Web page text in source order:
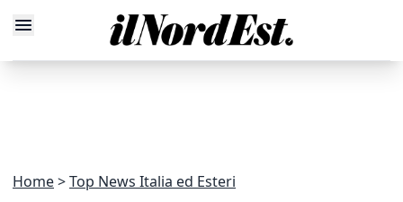
Home Top News Italia ed Esteri